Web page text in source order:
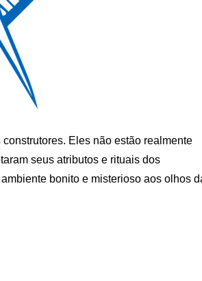
Eles não estão realmente
seus atributos e rituais dos
bonito e misterioso aos olhos